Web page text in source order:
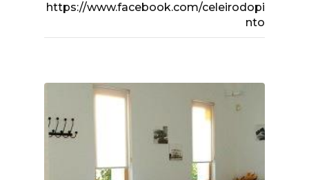
https://www.facebook.com/celeirodopi
nto